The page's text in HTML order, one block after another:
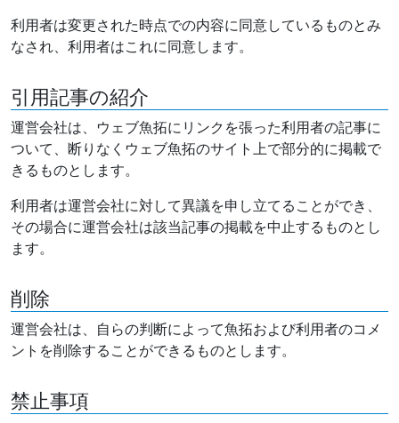
利用者は変更された時点での内容に同意しているものとみ
なされ、利用者はこれに同意します。
引用記事の紹介
運営会社は、ウェブ魚拓にリンクを張った利用者の記事に
ついて、断りなくウェブ魚拓のサイト上で部分的に掲載で
きるものとします。
利用者は運営会社に対して異議を申し立てることができ、
その場合に運営会社は該当記事の掲載を中止するものとし
ます。
削除
運営会社は、自らの判断によって魚拓および利用者のコメ
ントを削除することができるものとします。
禁止事項